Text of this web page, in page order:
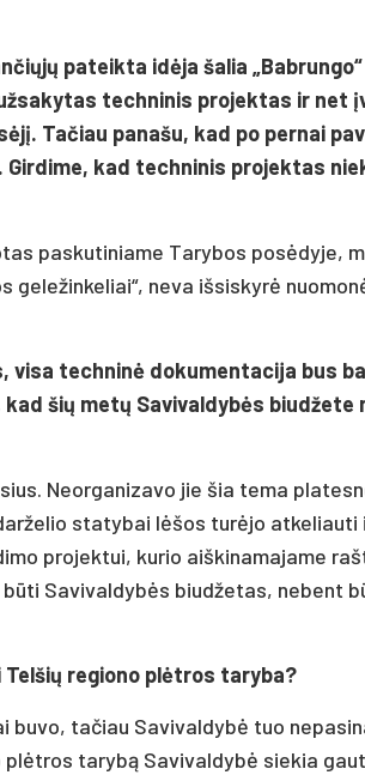
pateikta idėja šalia
techninis projektas ir net
Tačiau panašu, kad po pernai
kad techninis projektas
paskutiniame Tarybos posėdyje,
geležinkeliai“, neva išsiskyrė
visa techninė dokumentacija bus
šių metų Savivaldybės
Neorganizavo jie šia tema
statybai lėšos turėjo atkeliauti
projektui, kurio aiškinamajame
Savivaldybės biudžetas, nebent
regiono plėtros taryba?
buvo, tačiau Savivaldybė tuo
tarybą Savivaldybė siekia